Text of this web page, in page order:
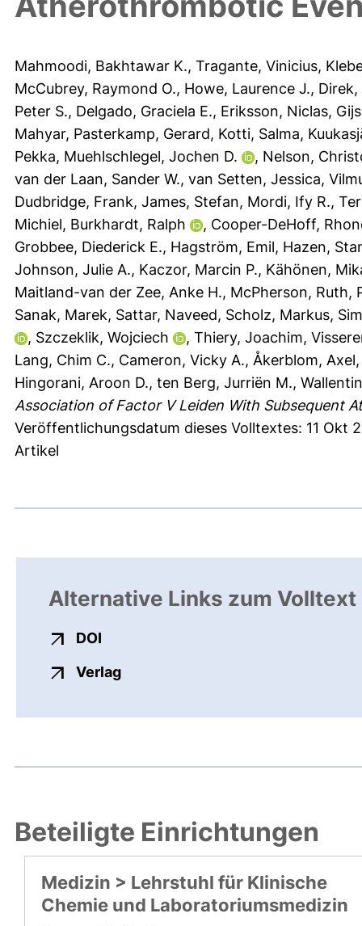
Mahmoodi, Bakhtawar K., Tragante, Vinicius,
McCubrey, Raymond O., Howe, Laurence J., Direk,
Peter S., Delgado, Graciela E., Eriksson, Niclas,
Mahyar, Pasterkamp, Gerard, Kotti, Salma,
Pekka, Muehlschlegel, Jochen D. , Nelson,
van der Laan, Sander W., van Setten, Jessica,
Dudbridge, Frank, James, Stefan, Mordi, Ify R.,
Michiel, Burkhardt, Ralph , Cooper-DeHoff,
Grobbee, Diederick E., Hagström, Emil, Hazen,
Johnson, Julie A., Kaczor, Marcin P., Kähönen,
Maitland-van der Zee, Anke H., McPherson, Ruth,
Sanak, Marek, Sattar, Naveed, Scholz, Markus,
, Szczeklik, Wojciech , Thiery, Joachim,
Lang, Chim C., Cameron, Vicky A., Åkerblom, Axel
Hingorani, Aroon D., ten Berg, Jurriën M.,
Association of Factor V Leiden With Subsequent
Veröffentlichungsdatum dieses Volltextes: 11 Okt
Artikel
Alternative Links zum Volltext
DOI
Verlagexterner Link, öffnet neues
Beteiligte Einrichtungen
Medizin > Lehrstuhl für Klinische
Chemie und Laboratoriumsmedizin